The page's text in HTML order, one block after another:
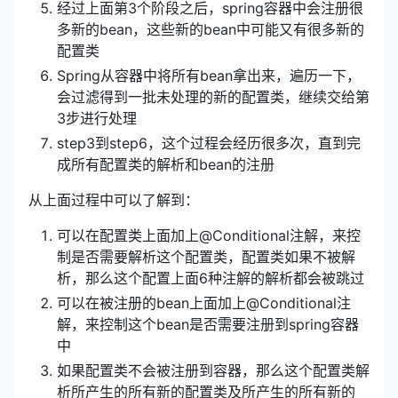
经过上面第3个阶段之后，spring容器中会注册很
多新的bean，这些新的bean中可能又有很多新的
配置类
Spring从容器中将所有bean拿出来，遍历一下，
会过滤得到一批未处理的新的配置类，继续交给第
3步进行处理
step3到step6，这个过程会经历很多次，直到完
成所有配置类的解析和bean的注册
从上面过程中可以了解到：
可以在配置类上面加上@Conditional注解，来控
制是否需要解析这个配置类，配置类如果不被解
析，那么这个配置上面6种注解的解析都会被跳过
可以在被注册的bean上面加上@Conditional注
解，来控制这个bean是否需要注册到spring容器
中
如果配置类不会被注册到容器，那么这个配置类解
析所产生的所有新的配置类及所产生的所有新的